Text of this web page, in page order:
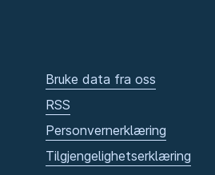
Bruke data fra oss
RSS
Personvernerklæring
Tilgjengelighetserklæring